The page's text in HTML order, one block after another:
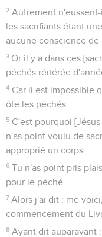
2 Autrement
les sacrifiants étant
aucune conscience de
3 Or il y a dans ces
péchés réitérée
4 Car il est impossible
ôte les péchés.
5 C'est pourquoi
n'as point voulu de
approprié un corps.
6 Tu n'as point pris
pour le péché.
7 Alors j'ai dit : me
commencement du
8 Ayant dit auparavant